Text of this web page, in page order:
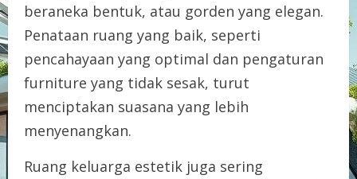
beraneka bentuk, atau gorden yang elegan.
Penataan ruang yang baik, seperti
pencahayaan yang optimal dan pengaturan
furniture yang tidak sesak, turut
menciptakan suasana yang lebih
menyenangkan.
Ruang keluarga estetik juga sering